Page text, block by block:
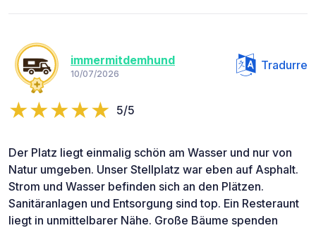
immermitdemhund
10/07/2026
Tradurre
5/5
Der Platz liegt einmalig schön am Wasser und nur von
Natur umgeben. Unser Stellplatz war eben auf Asphalt.
Strom und Wasser befinden sich an den Plätzen.
Sanitäranlagen und Entsorgung sind top. Ein Resteraunt
liegt in unmittelbarer Nähe. Große Bäume spenden